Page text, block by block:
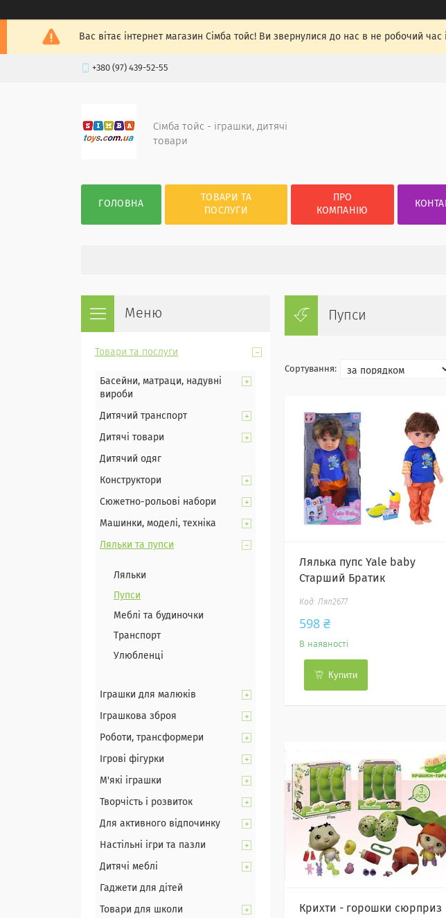
Вас вітає інтернет магазин Сімба тойс! Ви звернулися до нас в не робочий
+380 (97) 439-52-55
Сімба тойс - іграшки, дитячі
товари
ГОЛОВНА
ТОВАРИ ТА
ПОСЛУГИ
ПРО
КОМПАНІЮ
Пупси
Лялька пупс Yale baby
Старший Братик
Лял2677
598 ₴
В наявності
Купити
Крихти - горошки сюрприз
Товари та послуги
Басейни, матраци, надувні
вироби
Дитячий транспорт
Дитячі товари
Дитячий одяг
Конструктори
Сюжетно-рольові набори
Машинки, моделі, техніка
Ляльки та пупси
Ляльки
Пупси
Меблі та будиночки
Транспорт
Улюбленці
Іграшки для малюків
Іграшкова зброя
Роботи, трансформери
Ігрові фігурки
М'які іграшки
Творчість і розвиток
Для активного відпочинку
Настільні ігри та пазли
Дитячі меблі
Гаджети для дітей
Товари для школи